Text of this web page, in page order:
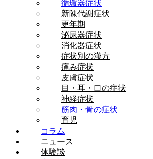
循環器症状
新陳代謝症状
更年期
泌尿器症状
消化器症状
症状別の漢方
痛み症状
皮膚症状
目・耳・口の症状
神経症状
筋肉・骨の症状
育児
コラム
ニュース
体験談